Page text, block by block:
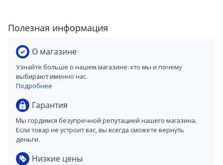
Полезная информация
О магазине
Узнайте больше о нашем магазине: кто мы и почему
выбирают именно нас.
Подробнее
Гарантия
Мы гордимся безупречной репутацией нашего магазина.
Если товар не устроит вас, вы всегда сможете вернуть
деньги.
Низкие цены